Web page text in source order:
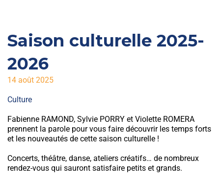
Saison culturelle 2025-
2026
14 août 2025
Culture
Fabienne RAMOND, Sylvie PORRY et Violette ROMERA
prennent la parole pour vous faire découvrir les temps forts
et les nouveautés de cette saison culturelle !
Concerts, théâtre, danse, ateliers créatifs… de nombreux
rendez-vous qui sauront satisfaire petits et grands.